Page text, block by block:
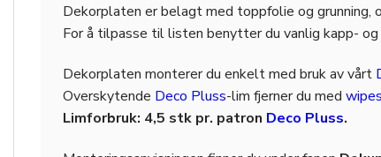
Dekorplaten er belagt med toppfolie og grunning,
For å tilpasse til listen benytter du vanlig kapp-
Dekorplaten monterer du enkelt med bruk av vårt
Overskytende Deco Pluss-lim fjerner du med wipes
Limforbruk: 4,5 stk pr. patron Deco Pluss.